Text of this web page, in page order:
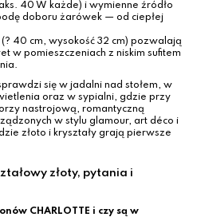
40 W każde) i wymienne źródło
doboru żarówek — od ciepłej
(? 40 cm, wysokość 32 cm) pozwalają
w pomieszczeniach z niskim sufitem
się w jadalni nad stołem, w
oraz w sypialni, gdzie przy
nastrojową, romantyczną
w stylu glamour, art déco i
złoto i kryształy grają pierwsze
złoty, pytania i
CHARLOTTE i czy są w